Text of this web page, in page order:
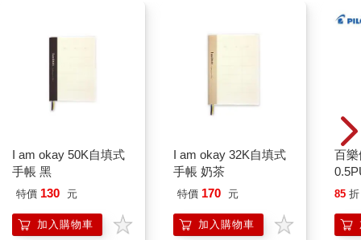
I am okay 50K自填式
手帳 黑
特價 130 元
加入購物車
I am okay 32K自填式
手帳 奶茶
特價 170 元
加入購物車
百
桃(
85 折